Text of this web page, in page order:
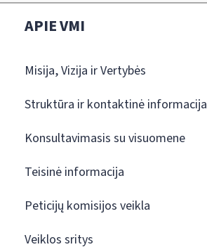
APIE VMI
Misija, Vizija ir Vertybės
Struktūra ir kontaktinė informacija
Konsultavimasis su visuomene
Teisinė informacija
Peticijų komisijos veikla
Veiklos sritys